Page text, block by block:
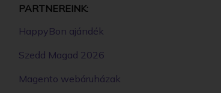
PARTNEREINK:
HappyBon ajándék
Szedd Magad 2026
Magento webáruházak